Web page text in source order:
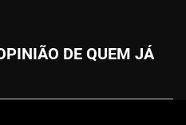
DE QUEM JÁ